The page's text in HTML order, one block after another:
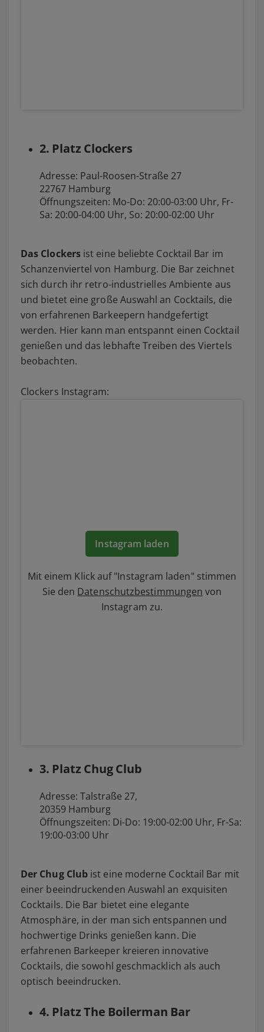
2. Platz Clockers
Adresse: Paul-Roosen-Straße 27
22767 Hamburg
Öffnungszeiten: Mo-Do: 20:00-03:00 Uhr, Fr-
Sa: 20:00-04:00 Uhr, So: 20:00-02:00 Uhr
Das Clockersist eine beliebte Cocktail Bar im
Schanzenviertel von Hamburg. Die Bar zeichnet
sich durch ihr retro-industrielles Ambiente aus
und bietet eine große Auswahl an Cocktails, die
von erfahrenen Barkeepern handgefertigt
werden. Hier kann man entspannt einen Cocktail
genießen und das lebhafte Treiben des Viertels
beobachten.
Clockers Instagram:
Sieh dir diesen Beitrag auf Instagram an
Instagram laden
Mit einem Klick auf "Instagram laden" stimmen
Sie den Datenschutzbestimmungen von
Instagram zu.
3. Platz Chug Club
Adresse: Talstraße 27,
20359 Hamburg
Öffnungszeiten: Di-Do: 19:00-02:00 Uhr, Fr-Sa:
19:00-03:00 Uhr
Der Chug Club ist eine moderne Cocktail Bar mit
einer beeindruckenden Auswahl an exquisiten
Cocktails. Die Bar bietet eine elegante
Atmosphäre, in der man sich entspannen und
hochwertige Drinks genießen kann. Die
erfahrenen Barkeeper kreieren innovative
Cocktails, die sowohl geschmacklich als auch
optisch beeindrucken.
4. Platz The Boilerman Bar